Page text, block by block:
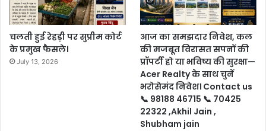
चलती हुई रेहड़ी पर सुप्रीम कोर्ट
के प्रमुख फैसले।
July 13, 2026
आज का समझदार निवेश, कल
की मजबूत विरासत सपनों की
प्रॉपर्टी हो या भविष्य की सुरक्षा—
Acer Realty के साथ चुनें
भरोसेमंद निवेश। Contact us
📞 98188 46715 📞 70425
22322 ,Akhil Jain ,
Shubham jain